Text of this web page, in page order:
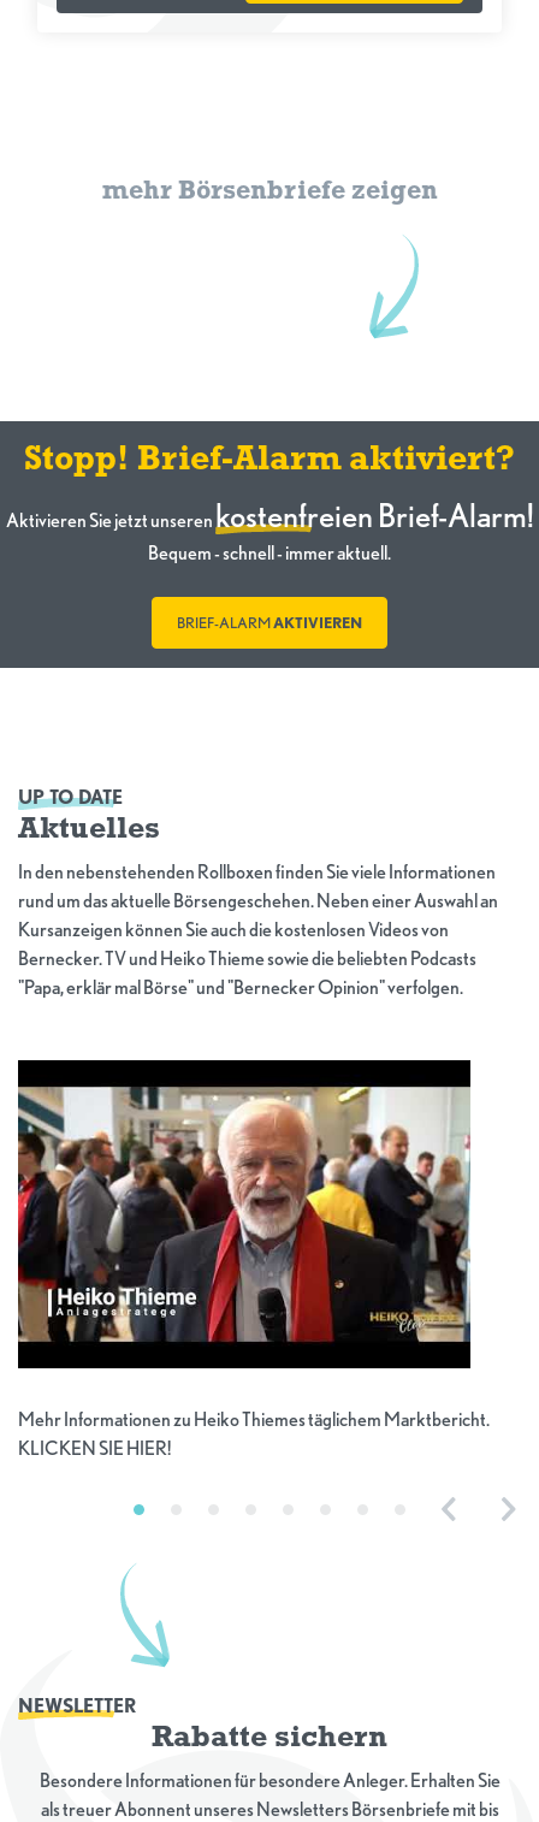
mehr Börsenbriefe zeigen
Stopp! Brief-Alarm aktiviert?
Aktivieren Sie jetzt unseren kostenfreien Brief-Alarm!
Bequem - schnell - immer aktuell.
BRIEF-ALARMAKTIVIEREN
UP TO DATE
Aktuelles
In den nebenstehenden Rollboxen finden Sie viele Informationen
rund um das aktuelle Börsengeschehen. Neben einer Auswahl an
Kursanzeigen können Sie auch die kostenlosen Videos von
Bernecker. TV und Heiko Thieme sowie die beliebten Podcasts
"Papa, erklär mal Börse" und "Bernecker Opinion" verfolgen.
Mehr Informationen zu Heiko Thiemes täglichem Marktbericht.
KLICKEN SIE HIER!
Previous
NEWSLETTER
Rabatte sichern
Besondere Informationen für besondere Anleger. Erhalten Sie
als treuer Abonnent unseres Newsletters Börsenbriefe mit bis